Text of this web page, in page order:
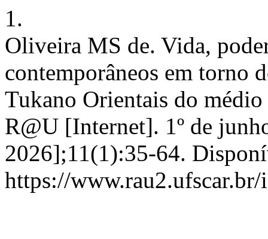
1.
Oliveira MS de. Vida,
contemporâneos em torno
Tukano Orientais do
R@U [Internet]. 1º de
2026];11(1):35-64.
https://